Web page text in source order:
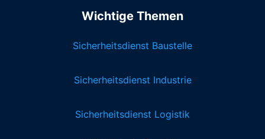
Wichtige Themen
Sicherheitsdienst Baustelle
Sicherheitsdienst Industrie
Sicherheitsdienst Logistik